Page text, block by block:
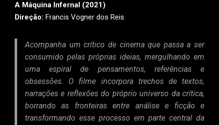
A Máquina Infernal (2021)
Direção: Francis Vogner dos Reis
Acompanha um crítico de cinema que passa a ser
consumido pelas próprias ideias, mergulhando em
uma espiral de pensamentos, referências e
obsessões. O filme incorpora trechos de textos,
narrações e reflexões do próprio universo da crítica,
borrando as fronteiras entre análise e ficção e
transformando esse processo em parte central da